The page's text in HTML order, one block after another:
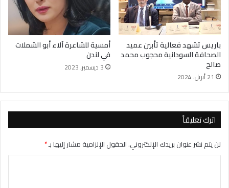
باريس تشهد فعالية تأبين عميد
الصحافة السودانية محجوب محمد
صالح
21 أبريل، 2024
أمسية للشاعرة آلاء أبو الشملات
في لندن
3 ديسمبر، 2023
اترك تعليقاً
لن يتم نشر عنوان بريدك الإلكتروني.الحقول الإلزامية مشار إليها بـ*